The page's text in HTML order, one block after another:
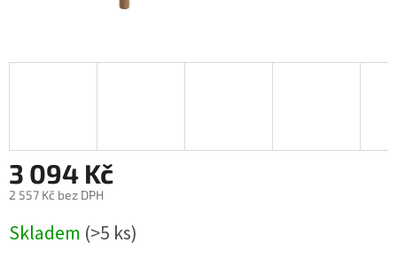
3 094 Kč
2 557 Kč bez DPH
cena:
Skladem (>5 ks)